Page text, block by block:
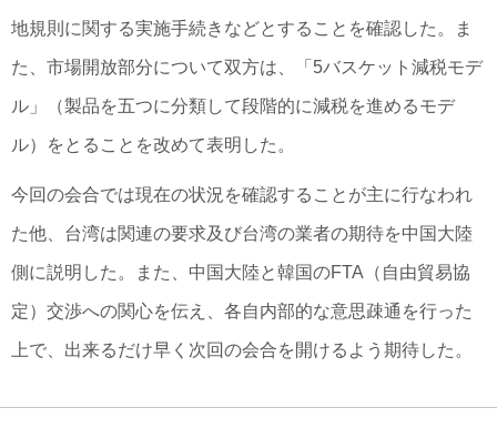
地規則に関する実施手続きなどとすることを確認した。ま
た、市場開放部分について双方は、「5バスケット減税モデ
ル」（製品を五つに分類して段階的に減税を進めるモデ
ル）をとることを改めて表明した。
今回の会合では現在の状況を確認することが主に行なわれ
た他、台湾は関連の要求及び台湾の業者の期待を中国大陸
側に説明した。また、中国大陸と韓国のFTA（自由貿易協
定）交渉への関心を伝え、各自内部的な意思疎通を行った
上で、出来るだけ早く次回の会合を開けるよう期待した。